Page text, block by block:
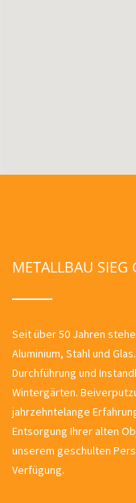
METALLBAU SIEG
Seit über 50 Jahren
Aluminium, Stahl und
Durchführung und
Wintergärten.
jahrzehntelange
Entsorgung Ihrer alten
unserem geschulten
Verfügung.